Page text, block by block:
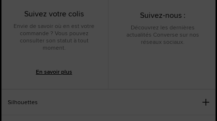
Suivez votre colis
Envie de savoir où en est votre
commande ? Vous pouvez
consulter son statut à tout
moment.
En savoir plus
Suivez-nous :
Découvrez les dernières
actualités Converse sur nos
réseaux sociaux.
Silhouettes